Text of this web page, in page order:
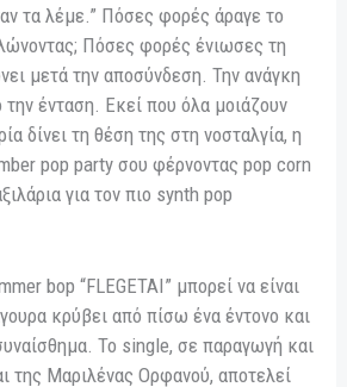
τα λέμε.” Πόσες φορές άραγε το
Πόσες φορές ένιωσες τη
μετά την αποσύνδεση. Την ανάγκη
ένταση. Εκεί που όλα μοιάζουν
δίνει τη θέση της στη νοσταλγία, η
pop party σου φέρνοντας pop corn
για τον πιο synth pop
bop “FLEGETAI” μπορεί να είναι
κρύβει από πίσω ένα έντονο και
Το single, σε παραγωγή και
της Μαριλένας Ορφανού, αποτελεί